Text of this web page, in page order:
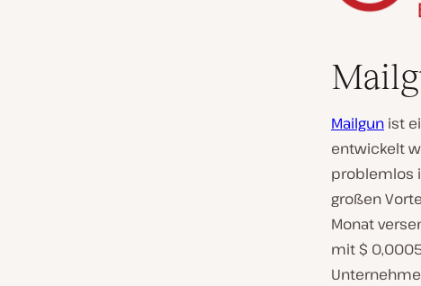
Mailgun ist
entwickelt
problemlos
großen
Monat
mit $